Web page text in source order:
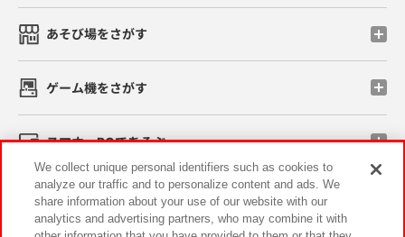
あそび場をさがす
ゲーム機をさがす
スマホ・PCであそぶ
イベント・キャンペーン
We collect unique personal identifiers such as cookies to
analyze our traffic and to personalize content and ads. We
share information about your use of our website with our
analytics and advertising partners, who may combine it with